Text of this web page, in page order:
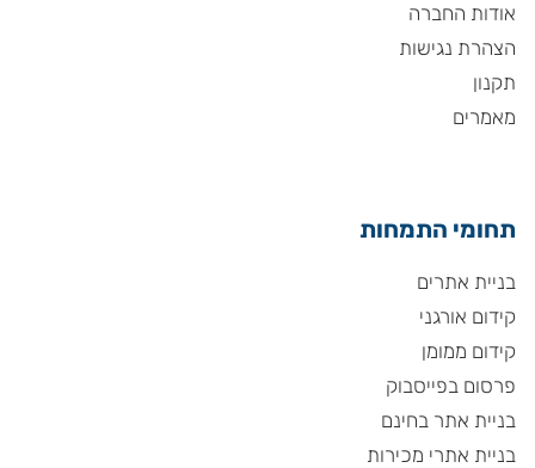
אודות החברה
הצהרת נגישות
תקנון
מאמרים
תחומי התמחות
בניית אתרים
קידום אורגני
קידום ממומן
פרסום בפייסבוק
בניית אתר בחינם
בניית אתרי מכירות